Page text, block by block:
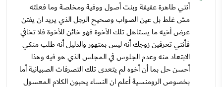
أنتي طاهرة عفيفة وبنت أصول ووفية ومخلصة وما فعلته
مش غلط بل عين الصواب وصحيح الرجل الذي يريد ان يفتن
عرض أخيه ما يستاهل تلك الأخوة فهو خائن للأخوة فلا تخافي
فأنتي تعرفين زوجك أنه ليس بمتهور والدليل أنه طلب منكي
الابتعاد منه وعدم الجلوس في المجلس الذي هو فيه وهذا
أحسن حل بما أن أخوه لم يتعدى تلك التصرفات الصبيانية أما
بخصوص الرومنسية أعلم ان النساء يحبون الكلام المعسول